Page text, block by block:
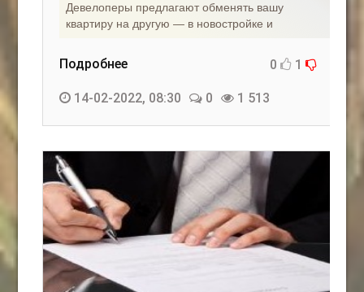
Девелоперы предлагают обменять вашу
квартиру на другую — в новостройке и
Подробнее 0 1
14-02-2022, 08:30 0 1 513